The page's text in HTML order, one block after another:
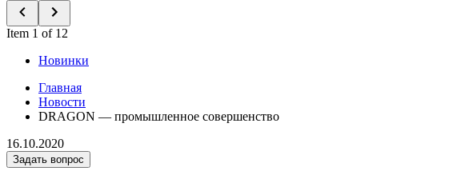
Item 1 of 12
Новинки
Главная
Новости
DRAGON — промышленное совершенство
16.10.2020
Задать вопрос